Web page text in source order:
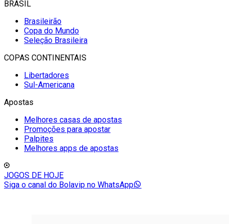
BRASIL
Brasileirão
Copa do Mundo
Seleção Brasileira
COPAS CONTINENTAIS
Libertadores
Sul-Americana
Apostas
Melhores casas de apostas
Promoções para apostar
Palpites
Melhores apps de apostas
JOGOS DE HOJE
Siga o canal do Bolavip no WhatsApp